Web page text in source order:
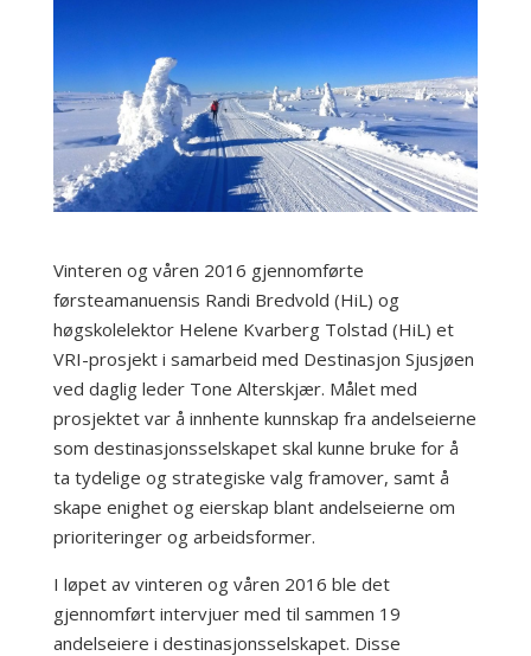
Vinteren og våren 2016 gjennomførte
førsteamanuensis Randi Bredvold (HiL) og
høgskolelektor Helene Kvarberg Tolstad (HiL) et
VRI-prosjekt i samarbeid med Destinasjon Sjusjøen
ved daglig leder Tone Alterskjær. Målet med
prosjektet var å innhente kunnskap fra andelseierne
som destinasjonsselskapet skal kunne bruke for å
ta tydelige og strategiske valg framover, samt å
skape enighet og eierskap blant andelseierne om
prioriteringer og arbeidsformer.
I løpet av vinteren og våren 2016 ble det
gjennomført intervjuer med til sammen 19
andelseiere i destinasjonsselskapet. Disse